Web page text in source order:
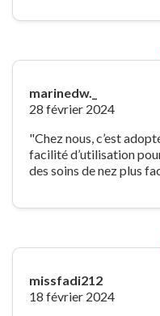
marinedw._
28 février 2024
"Chez nous, c’est
facilité d’utilisation
des soins de nez plus
missfadi212
18 février 2024